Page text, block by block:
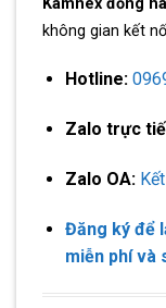
không gian kết
Hotline:
Zalo trực
Zalo OA:
Đăng ký để
miễn phí và